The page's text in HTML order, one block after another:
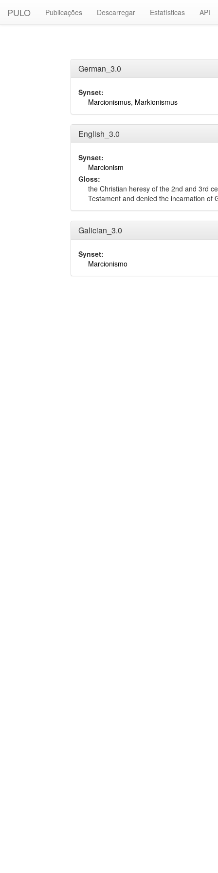
PULO Publicações Descarregar Estatísticas API
German_3.0
Synset:
Marcionismus, Markionismus
English_3.0
Synset:
Marcionism
Gloss:
the Christian heresy of the 2nd and 3rd
Testament and denied the incarnation of
Galician_3.0
Synset:
Marcionismo